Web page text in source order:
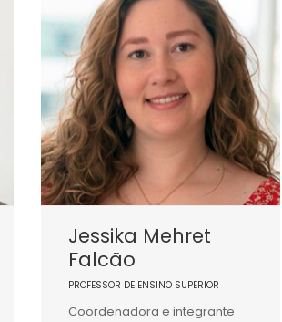
Jessika Mehret
Falcão
PROFESSOR DE ENSINO SUPERIOR
Coordenadora e integrante